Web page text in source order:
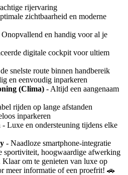
rijervaring
zichtbaarheid en moderne
Onopvallend en handig voor al je
digitale cockpit voor ultiem
snelste route binnen handbereik
en eenvoudig inparkeren
(Clima) - Altijd een aangenaam
rijden op lange afstanden
inparkeren
- Luxe en ondersteuning tijdens elke
- Naadloze smartphone-integratie
sportiviteit, hoogwaardige afwerking
Klaar om te genieten van luxe op
meer informatie of een proefrit! 🚗